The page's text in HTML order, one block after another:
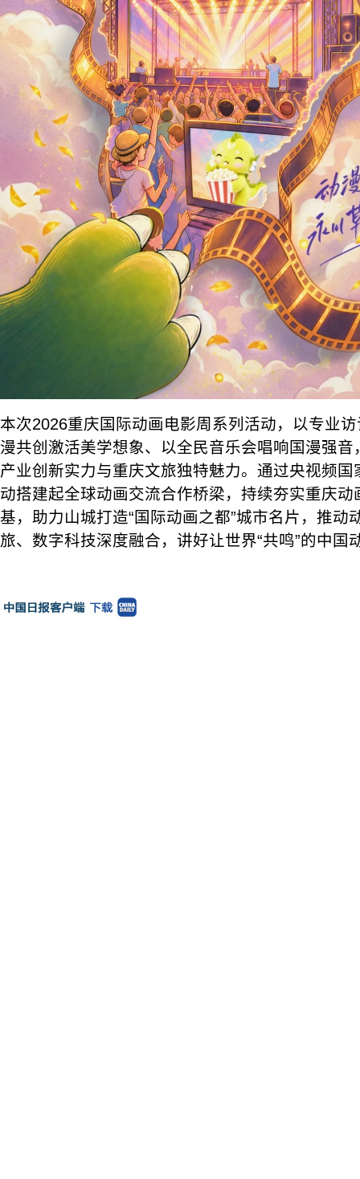
本次2026重庆国际动画电影周系列活动，以专业
漫共创激活美学想象、以全民音乐会唱响国漫强
产业创新实力与重庆文旅独特魅力。通过央视频
动搭建起全球动画交流合作桥梁，持续夯实重庆
基，助力山城打造“国际动画之都”城市名片，推动
旅、数字科技深度融合，讲好让世界“共鸣”的中国